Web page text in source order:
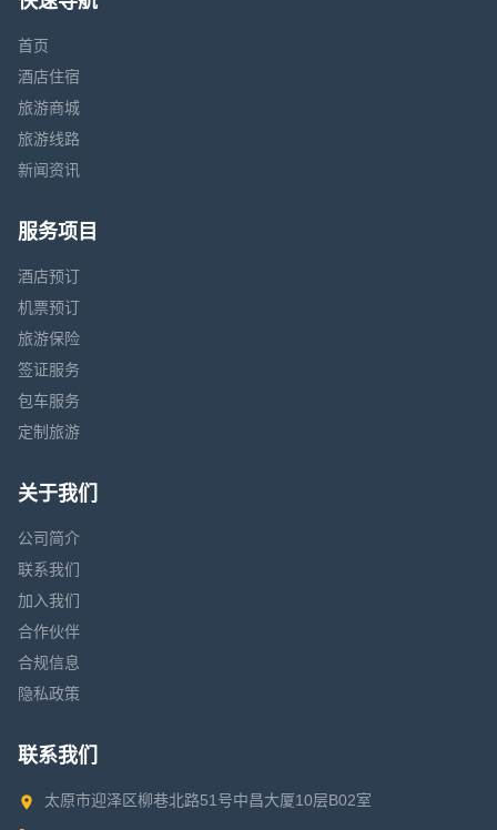
首页
酒店住宿
旅游商城
旅游线路
新闻资讯
服务项目
酒店预订
机票预订
旅游保险
签证服务
包车服务
定制旅游
关于我们
公司简介
联系我们
加入我们
合作伙伴
合规信息
隐私政策
联系我们
太原市迎泽区柳巷北路51号中昌大厦10层B02室